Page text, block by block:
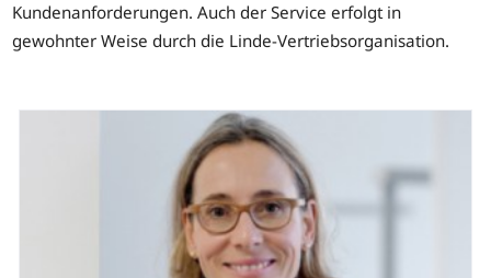
Kundenanforderungen. Auch der Service erfolgt in
gewohnter Weise durch die Linde-Vertriebsorganisation.